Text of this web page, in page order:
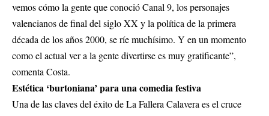
vemos cómo la gente que conoció Canal 9, los personajes
valencianos de final del siglo XX y la política de la primera
década de los años 2000, se ríe muchísimo. Y en un momento
como el actual ver a la gente divertirse es muy gratificante”,
comenta Costa.
Estética ‘burtoniana’ para una comedia festiva
Una de las claves del éxito de La Fallera Calavera es el cruce